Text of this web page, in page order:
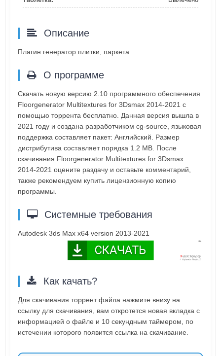
Описание
Плагин генератор плитки, паркета
О программе
Скачать новую версию 2.10 программного обеспечения
Floorgenerator Multitextures for 3Dsmax 2014-2021 с
помощью торрента бесплатно. Данная версия вышла в
2021 году и создана разработчиком cg-source, языковая
поддержка составляет пакет: Английский. Размер
дистрибутива составляет порядка 1.2 MB. После
скачивания Floorgenerator Multitextures for 3Dsmax
2014-2021 оцените раздачу и оставьте комментарий,
также рекомендуем купить лицензионную копию
программы.
Системные требования
Autodesk 3ds Max x64 version 2013-2021
Как качать?
Для скачивания торрент файла нажмите внизу на
ссылку для скачивания, вам откротется новая вкладка с
информацией о файле и 10 секундным таймером, по
истечении которого появится ссылка на скачивание.